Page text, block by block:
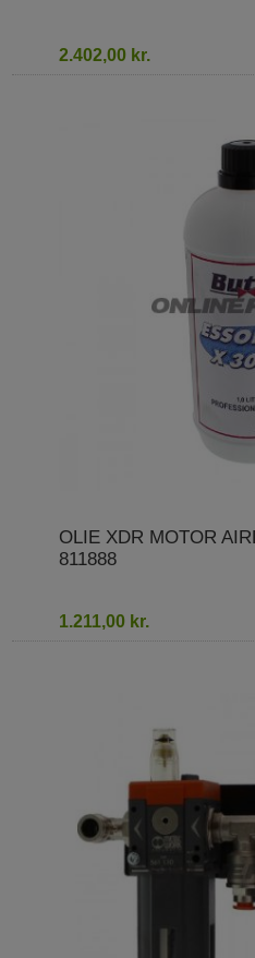
2.402,00 kr.
OLIE XDR MOTOR
811888
1.211,00 kr.